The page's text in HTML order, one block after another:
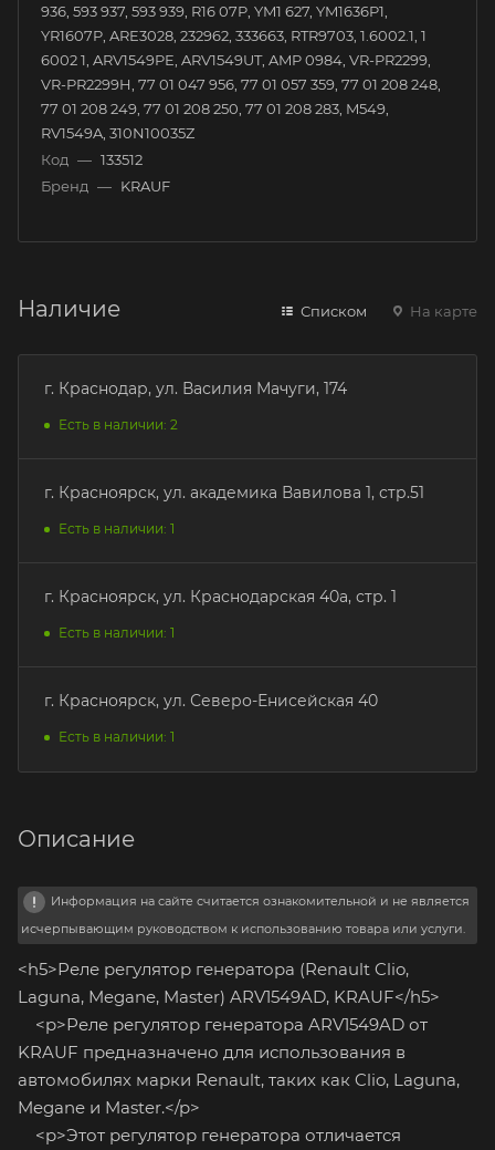
936, 593 937, 593 939, R16 07P, YM1 627, YM1636P1,
YR1607P, ARE3028, 232962, 333663, RTR9703, 1.6002.1, 1
6002 1, ARV1549PE, ARV1549UT, AMP 0984, VR-PR2299,
VR-PR2299H, 77 01 047 956, 77 01 057 359, 77 01 208 248,
77 01 208 249, 77 01 208 250, 77 01 208 283, M549,
RV1549A, 310N10035Z
Код — 133512
Бренд — KRAUF
Наличие Списком На карте
г. Краснодар, ул. Василия Мачуги, 174
Есть в наличии: 2
г. Красноярск, ул. академика Вавилова 1, стр.51
Есть в наличии: 1
г. Красноярск, ул. Краснодарская 40а, стр. 1
Есть в наличии: 1
г. Красноярск, ул. Северо-Енисейская 40
Есть в наличии: 1
Описание
Информация на сайте считается ознакомительной и не является
исчерпывающим руководством к использованию товара или услуги.
<h5>Реле регулятор генератора (Renault Clio,
Laguna, Megane, Master) ARV1549AD, KRAUF</h5>
<p>Реле регулятор генератора ARV1549AD от
KRAUF предназначено для использования в
автомобилях марки Renault, таких как Clio, Laguna,
Megane и Master.</p>
<p>Этот регулятор генератора отличается